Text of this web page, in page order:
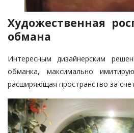
Художественная
обмана
Интересным дизайнерским
обманка, максимально
расширяющая пространство за